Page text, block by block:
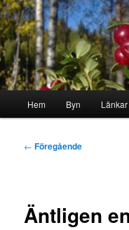
Hoppa
till
primärt
innehållStorborgarn
Byn i skogen
Hem Byn Länkar
Inläggsnavigering
← Föregående
Äntligen